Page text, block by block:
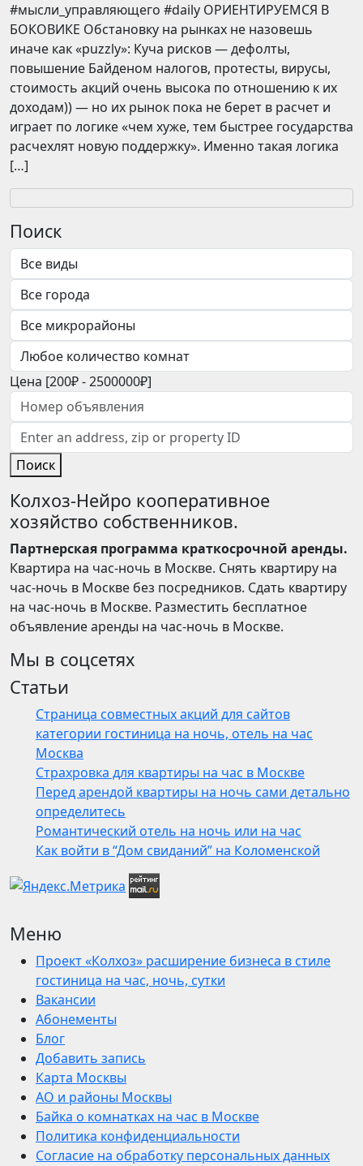
​​#мысли_управляющего #daily ОРИЕНТИРУЕМСЯ В
БОКОВИКЕ Обстановку на рынках не назовешь
иначе как «puzzly»: Куча рисков — дефолты,
повышение Байденом налогов, протесты, вирусы,
стоимость акций очень высока по отношению к их
доходам)) — но их рынок пока не берет в расчет и
играет по логике «чем хуже, тем быстрее государства
расчехлят новую поддержку». Именно такая логика
[…]
Поиск
Цена [200₽-2500000₽]
Поиск
Колхоз-Нейро кооперативное
хозяйство собственников.
Партнерская программа краткосрочной аренды.
Квартира на час-ночь в Москве. Снять квартиру на
час-ночь в Москве без посредников. Сдать квартиру
на час-ночь в Москве. Разместить бесплатное
объявление аренды на час-ночь в Москве.
Мы в соцсетях
Статьи
Страница совместных акций для сайтов
категории гостиница на ночь, отель на час
Москва
Страхровка для квартиры на час в Москве
Перед арендой квартиры на ночь сами детально
определитесь
Романтический отель на ночь или на час
Как войти в “Дом свиданий” на Коломенской
Меню
Проект «Колхоз» расширение бизнеса в стиле
гостиница на час, ночь, сутки
Вакансии
Абонементы
Блог
Добавить запись
Карта Москвы
АО и районы Москвы
Байка о комнатках на час в Москве
Политика конфиденциальности
Согласие на обработку персональных данных